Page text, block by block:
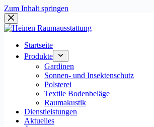
Zum Inhalt springen
Startseite
Produkte
Gardinen
Sonnen- und Insektenschutz
Polsterei
Textile Bodenbeläge
Raumakustik
Dienstleistungen
Aktuelles